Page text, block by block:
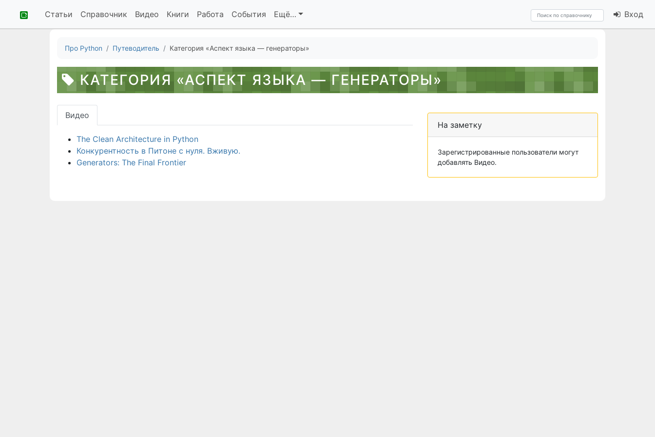
Статьи Справочник Видео Книги Работа События Ещё… Вход
Про Python Путеводитель Категория «Аспект языка — генераторы»
КАТЕГОРИЯ «АСПЕКТ ЯЗЫКА — ГЕНЕРАТОРЫ»
Видео
The Clean Architecture in Python
Конкурентность в Питоне с нуля. Вживую.
Generators: The Final Frontier
На заметку
Зарегистрированные пользователи могут
добавлять Видео.